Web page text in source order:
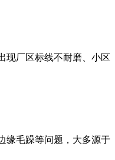
现厂区标线不耐磨、小区
缘毛躁等问题，大多源于